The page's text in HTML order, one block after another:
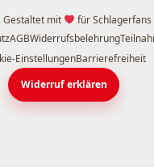
Gestaltet mit
für Schlagerfans
AGBWiderrufsbelehrung
EinstellungenBarrierefreiheit
Widerruf erklären